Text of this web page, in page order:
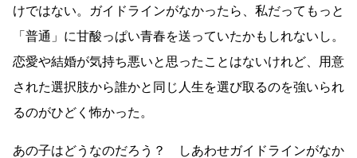
けではない。ガイドラインがなかったら、私だってもっと
「普通」に甘酸っぱい青春を送っていたかもしれないし。
恋愛や結婚が気持ち悪いと思ったことはないけれど、用意
された選択肢から誰かと同じ人生を選び取るのを強いられ
るのがひどく怖かった。
あの子はどうなのだろう？ しあわせガイドラインがなか